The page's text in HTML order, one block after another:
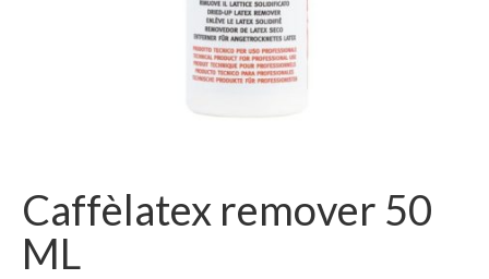
Caffèlatex remover 50
ML